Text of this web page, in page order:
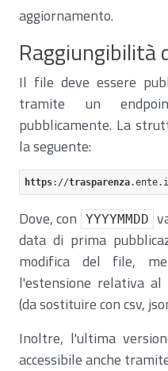
aggiornamento.
Raggiungibilità
Il file deve essere
tramite un
pubblicamente. La
la seguente:
https://trasparenza.ente
Dove, con YYYYMMDD
data di prima
modifica del file,
l'estensione relativa
(da sostituire con csv,
Inoltre, l'ultima
accessibile anche